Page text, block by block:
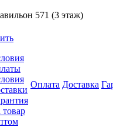
571 (3 этаж)
товар
Оплата Доставка